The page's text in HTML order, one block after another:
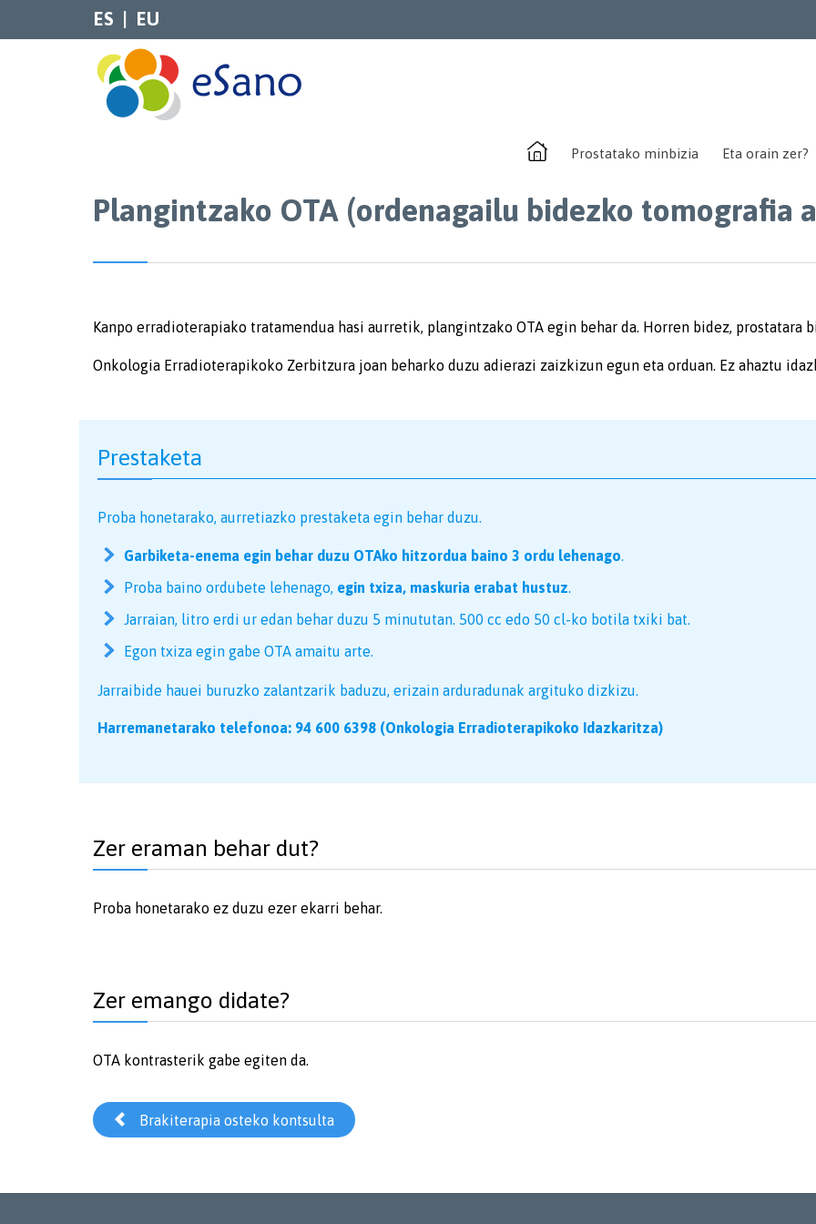
ES EU
Prostatako minbizia Eta orain zer?
Plangintzako OTA (ordenagailu bidezko tomografia
Kanpo erradioterapiako tratamendua hasi aurretik, plangintzako OTA egin behar da. Horren bidez, prostatara
Onkologia Erradioterapikoko Zerbitzura joan beharko duzu adierazi zaizkizun egun eta orduan. Ez ahaztu
Prestaketa
Proba honetarako, aurretiazko prestaketa egin behar duzu.
Garbiketa-enema egin behar duzu OTAko hitzordua baino 3 ordu lehenago.
Proba baino ordubete lehenago, egin txiza, maskuria erabat hustuz.
Jarraian, litro erdi ur edan behar duzu 5 minututan. 500 cc edo 50 cl-ko botila txiki bat.
Egon txiza egin gabe OTA amaitu arte.
Jarraibide hauei buruzko zalantzarik baduzu, erizain arduradunak argituko dizkizu.
Harremanetarako telefonoa: 94 600 6398 (Onkologia Erradioterapikoko Idazkaritza)
Zer eraman behar dut?
Proba honetarako ez duzu ezer ekarri behar.
Zer emango didate?
OTA kontrasterik gabe egiten da.
 Brakiterapia osteko kontsulta